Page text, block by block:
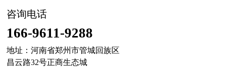
咨询电话
166-9611-9288
地址：河南省郑州市管城回族区
昌云路32号正商生态城